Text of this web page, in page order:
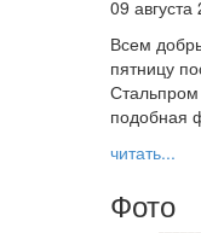
09 августа
Всем
пятницу
подобная
читать...
Фото